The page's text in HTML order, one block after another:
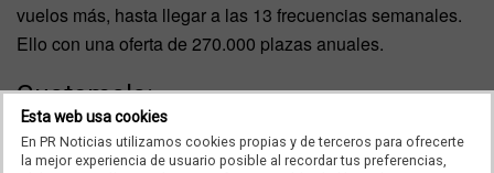
vuelos más, hasta llegar a las 13 frecuencias semanales.
Ello con una oferta de 270.000 plazas anuales.
Guatemala:
Iberia opera la ruta deGuatemalacon cinco frecuencias
Esta web usa cookies
En PR Noticias utilizamos cookies propias y de terceros para ofrecerte
la mejor experiencia de usuario posible al recordar tus preferencias,